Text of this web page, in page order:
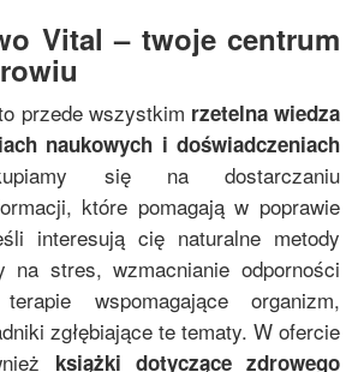
Vital – twoje centrum
przede wszystkim rzetelna wiedza
naukowych i doświadczeniach
się na dostarczaniu
które pomagają w poprawie
interesują cię naturalne metody
na stres, wzmacnianie odporności
wspomagające organizm,
zgłębiające te tematy. W ofercie
książki dotyczące zdrowego